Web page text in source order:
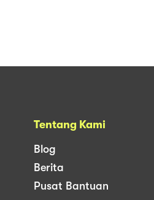
Tentang Kami
Blog
Berita
Pusat Bantuan